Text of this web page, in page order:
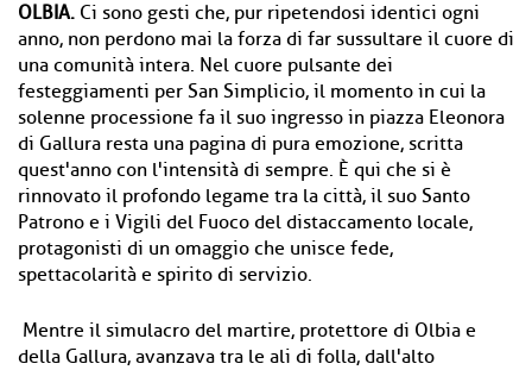
OLBIA. Ci sono gesti che, pur ripetendosi identici ogni
anno, non perdono mai la forza di far sussultare il cuore di
una comunità intera. Nel cuore pulsante dei
festeggiamenti per San Simplicio, il momento in cui la
solenne processione fa il suo ingresso in piazza Eleonora
di Gallura resta una pagina di pura emozione, scritta
quest'anno con l'intensità di sempre. È qui che si è
rinnovato il profondo legame tra la città, il suo Santo
Patrono e i Vigili del Fuoco del distaccamento locale,
protagonisti di un omaggio che unisce fede,
spettacolarità e spirito di servizio.
Mentre il simulacro del martire, protettore di Olbia e
della Gallura, avanzava tra le ali di folla, dall'alto